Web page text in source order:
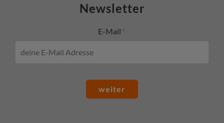
Newsletter
E-Mail
weiter